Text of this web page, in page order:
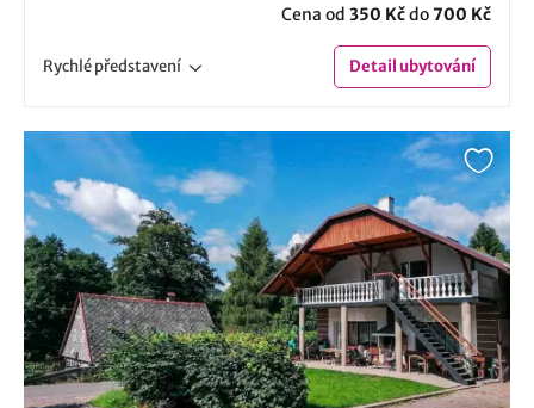
Cena od 350 Kčdo700 Kč
Rychlépředstavení Detailubytování